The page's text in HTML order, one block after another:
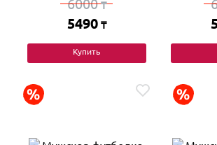
6000₸
5490 ₸
Купить